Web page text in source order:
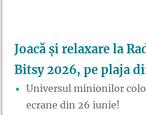
Joacă și relaxare la
Bitsy 2026, pe plaja
Universul minionilor
ecrane din 26 iunie!